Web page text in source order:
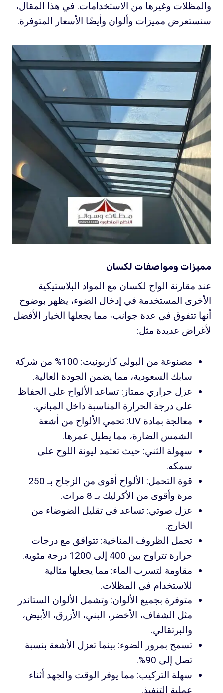
والمظلات وغيرها من الاستخدامات. في هذا المقال،
سنستعرض مميزات وألوان وأيضًا الأسعار المتوفرة.
مميزات ومواصفات لكسان
عند مقارنة الواح لكسان مع المواد البلاستيكية
الأخرى المستخدمة في إدخال الضوء، يظهر بوضوح
أنها تتفوق في عدة جوانب، مما يجعلها الخيار الأفضل
لأغراض عديدة مثل:
مصنوعة من البولي كاربونيت: 100% من شركة
سابك السعودية، مما يضمن الجودة العالية.
عزل حراري ممتاز: تساعد الألواح على الحفاظ
على درجة الحرارة المناسبة داخل المباني.
معالجة بمادة UV: تحمي الألواح من أشعة
الشمس الضارة، مما يطيل عمرها.
سهولة الثني: حيث تعتمد ليونة اللوح على
سمكه.
قوة التحمل: الألواح أقوى من الزجاج بـ 250
مرة وأقوى من الأكرليك بـ 8 مرات.
عزل صوتي: تساعد في تقليل الضوضاء من
الخارج.
تحمل الظروف المناخية: تتوافق مع درجات
حرارة تتراوح بين 400 إلى 1200 درجة مئوية.
مقاومة لتسرب الماء: مما يجعلها مثالية
للاستخدام في المظلات.
متوفرة بجميع الألوان: وتشمل الألوان الستاندر
مثل الشفاف، الأخضر، البني، الأزرق، الأبيض،
والبرتقالي.
تسمح بمرور الضوء: بينما تعزل الأشعة بنسبة
تصل إلى 90%.
سهلة التركيب: مما يوفر الوقت والجهد أثناء
عملية التنفيذ.